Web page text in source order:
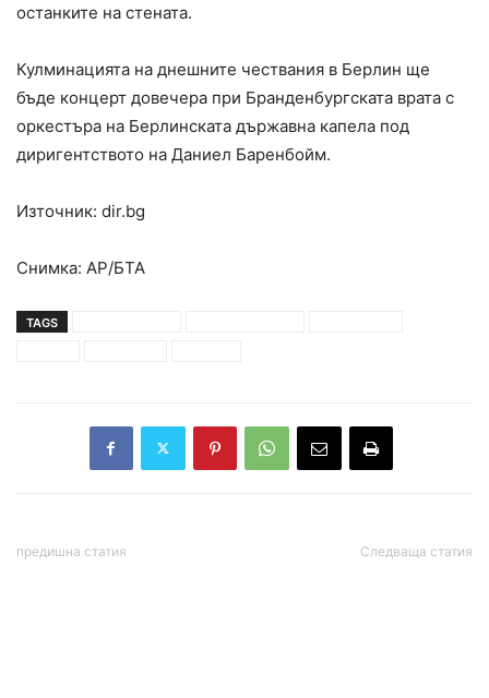
останките на стената.
Кулминацията на днешните чествания в Берлин ще
бъде концерт довечера при Бранденбургската врата с
оркестъра на Берлинската държавна капела под
диригентството на Даниел Баренбойм.
Източник: dir.bg
Снимка: АР/БТА
TAGS
предишна статия Следваща статия